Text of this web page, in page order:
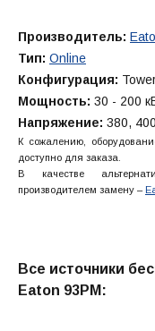
Производитель:
Тип: Online
Конфигурация:
Мощность: 30 - 200
Напряжение: 380,
К сожалению,
доступно для заказа.
В качестве
производителем замену –
Все источники
Eaton 93PM: